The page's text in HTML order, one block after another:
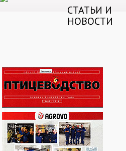
СТАТЬИ И
НОВОСТИ